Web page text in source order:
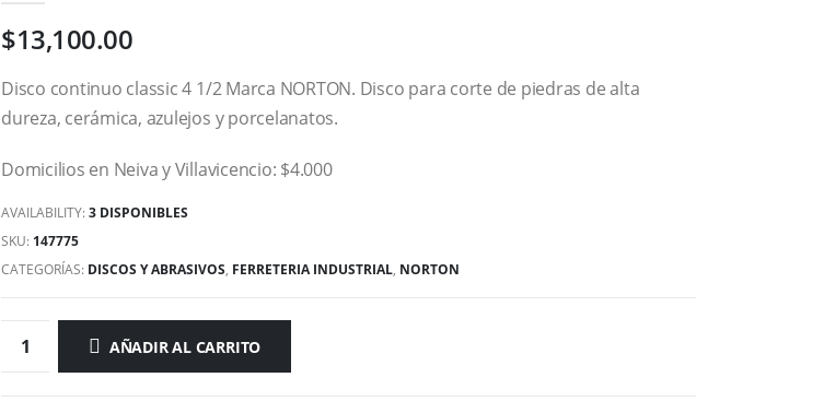
$13,100.00
Disco continuo classic 4 1/2 Marca NORTON. Disco para corte de piedras de alta
dureza, cerámica, azulejos y porcelanatos.
Domicilios en Neiva y Villavicencio: $4.000
AVAILABILITY:3 DISPONIBLES
SKU: 147775
CATEGORÍAS: DISCOS Y ABRASIVOS, FERRETERIA INDUSTRIAL, NORTON
AÑADIR AL CARRITO